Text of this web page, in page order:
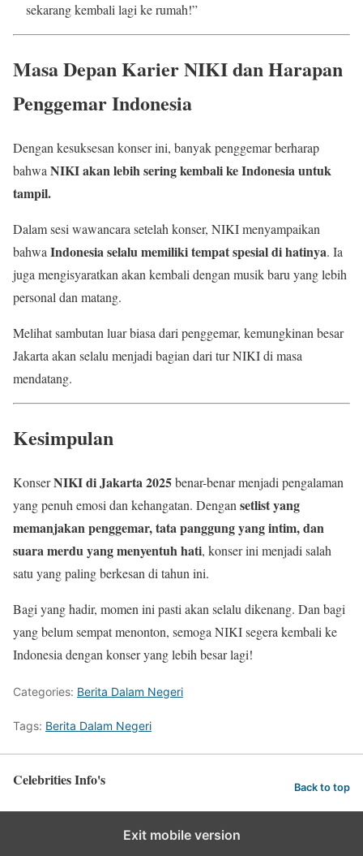
sekarang kembali lagi ke rumah!”
Masa Depan Karier NIKI dan Harapan
Penggemar Indonesia
Dengan kesuksesan konser ini, banyak penggemar berharap
bahwa NIKI akan lebih sering kembali ke Indonesia untuk
tampil.
Dalam sesi wawancara setelah konser, NIKI menyampaikan
bahwa Indonesia selalu memiliki tempat spesial di hatinya. Ia
juga mengisyaratkan akan kembali dengan musik baru yang lebih
personal dan matang.
Melihat sambutan luar biasa dari penggemar, kemungkinan besar
Jakarta akan selalu menjadi bagian dari tur NIKI di masa
mendatang.
Kesimpulan
KonserNIKI di Jakarta 2025benar-benar menjadi pengalaman
yang penuh emosi dan kehangatan. Dengan setlist yang
memanjakan penggemar, tata panggung yang intim, dan
suara merdu yang menyentuh hati, konser ini menjadi salah
satu yang paling berkesan di tahun ini.
Bagi yang hadir, momen ini pasti akan selalu dikenang. Dan bagi
yang belum sempat menonton, semoga NIKI segera kembali ke
Indonesia dengan konser yang lebih besar lagi!
Categories: Berita Dalam Negeri
Tags: Berita Dalam Negeri
Celebrities Info's Back to top
Exit mobile version